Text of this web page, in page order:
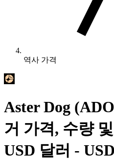
역사 가격
Aster Dog
거 가격, 수량
USD 달러 - USD